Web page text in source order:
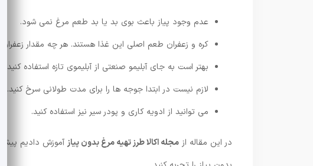
عدم وجود پیاز باعث بوی بد یا بد طعم مرغ نمی شود.
کره و زعفران طعم اصلی این غذا هستند. هر چه مقدار زعفران
بهتر است به جای آبلیمو صنعتی از آبلیموی تازه استفاده کنید.
لازم نیست در ابتدا جوجه ها را برای مدت طولانی سرخ کنید.
می توانید از ادویه کاری و پودر سیر نیز استفاده کنید.
در این مقاله از مجله اکالا طرز تهیه مرغ بدون پیاز آموزش دادیم